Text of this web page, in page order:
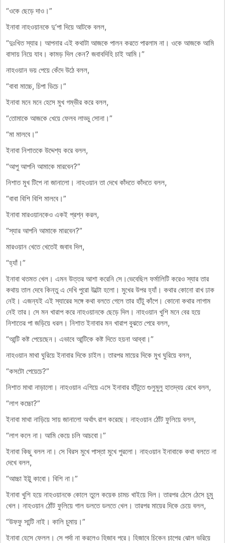
“ওকে ছেড়ে দাও।”
ইনাবা নাহওয়ানকে দু’পা দিয়ে আটকে বলল,
“দুঃখিত স্যার। আপনার এই কথাটা আজকে পালন করতে পারলাম না। ওকে আজকে আমি
বাসায় নিয়ে যাব। কামড় দিল কেন? জবাবদিহি চাই আমি।”
নাহওয়ান ভয় পেয়ে কেঁদে উঠে বলল,
“বাবা মাচ্চে, চিপা ডিচে।”
ইনাবা মনে মনে হেসে মুখ গম্ভীর করে বলল,
“তোমাকে আজকে খেয়ে ফেলব লাড্ডু সোনা।”
“মা মালবে।”
ইনাবা নিশাতকে উদ্দেশ্য করে বলল,
“আপু আপনি আমাকে মারবেন?”
নিশাত মুখ টিপে না জানালো। নাহওয়ান তা দেখে কাঁদতে কাঁদতে বলল,
“বাবা বিশি বিশি মালবে।”
ইনাবা মারওয়ানকেও একই প্রশ্ন করল,
“স্যার আপনি আমাকে মারবেন?”
মারওয়ান খেতে খেতেই জবাব দিল,
“হ্যাঁ।”
ইনাবা থতমত খেল। এমন উত্তর আশা করেনি সে।ভেবেছিল ফর্মালিটি করেও স্যার তার
কথায় তাল দেবে কিন্তু এ দেখি পুরো উল্টো হলো। মুখের উপর হ্যাঁ। কথার কোনো রাখ ঢাক
নেই। এজন্যই এই স্যারের সঙ্গে কথা বলতে গেলে তার হাঁটু কাঁপে। কোনো কথার লাগাম
নেই তার। সে মন খারাপ করে নাহওয়ানকে ছেড়ে দিল। নাহওয়ান খুশি মনে বের হয়ে
নিশাতের পা জড়িয়ে ধরল। নিশাত ইনাবার মন খারাপ বুঝতে পেরে বলল,
“আন্টি কষ্ট পেয়েছেন। এভাবে আন্টিকে কষ্ট দিতে হয়না আব্বা।”
নাহওয়ান মাথা ঘুরিয়ে ইনাবার দিকে চাইল। তারপর মায়ের দিকে মুখ ঘুরিয়ে বলল,
“কসটো পেয়েচে?”
নিশাত মাথা নাড়ালো। নাহওয়ান এগিয়ে এসে ইনাবার হাঁটুতে গুলুমুলু হাতদ্বয় রেখে বলল,
“লাগ কচ্চো?”
ইনাবা মাথা নাড়িয়ে সায় জানালো অর্থাৎ রাগ করেছে। নাহওয়ান ঠোঁট ফুলিয়ে বলল,
“লাগ কলে না। আমি কেয়ে চলি আচবো।”
ইনাবা কিছু বলল না। সে বিরস মুখে পাস্তা মুখে পুরলো। নাহওয়ান ইনাবাকে কথা বলতে না
দেখে বলল,
“আচ্চা ইট্টু কাবো। বিশি না।”
ইনাবা খুশি হয়ে নাহওয়ানকে কোলে তুলে কয়েক চামচ খাইয়ে দিল। তারপর ঠেসে ঠেসে চুমু
খেল। নাহওয়ান ঠোঁট ফুলিয়ে গাল ডলতে ডলতে খেল। তারপর মায়ের দিকে চেয়ে বলল,
“উফফু সান্টি নাই। কালি চুমায়।”
ইনাবা হেসে ফেলল। সে পর্দা না করলেও হিজাব পরে। হিজাবে চিকেন চাপের ঝোল ভরিয়ে